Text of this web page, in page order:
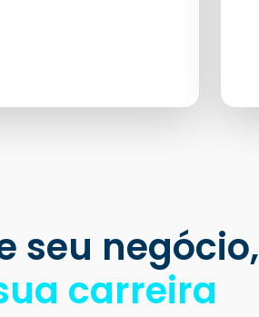
seu negócio,
carreira